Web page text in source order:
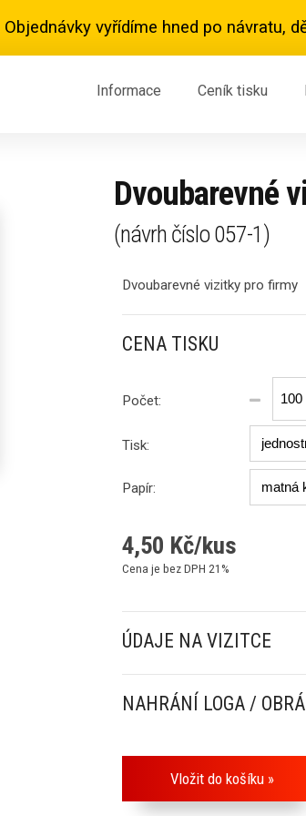
Objednávky vyřídíme hned po návratu,
Informace Ceník tisku
Dvoubarevné
(návrh číslo057-1)
Dvoubarevné vizitky pro firmy
CENA TISKU
Počet:
Tisk:
Papír:
4,50 Kč/kus
Cena je bez DPH 21%
ÚDAJE NA VIZITCE
NAHRÁNÍ LOGA /